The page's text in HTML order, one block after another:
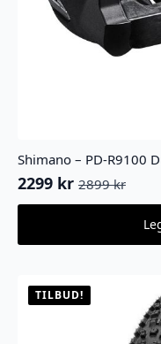
Shimano – PD-R9100
2899kr
Opprinnelig
pris
2899 kr.
2299 kr
Nåværende
pris
2299 kr.
TILBUD!